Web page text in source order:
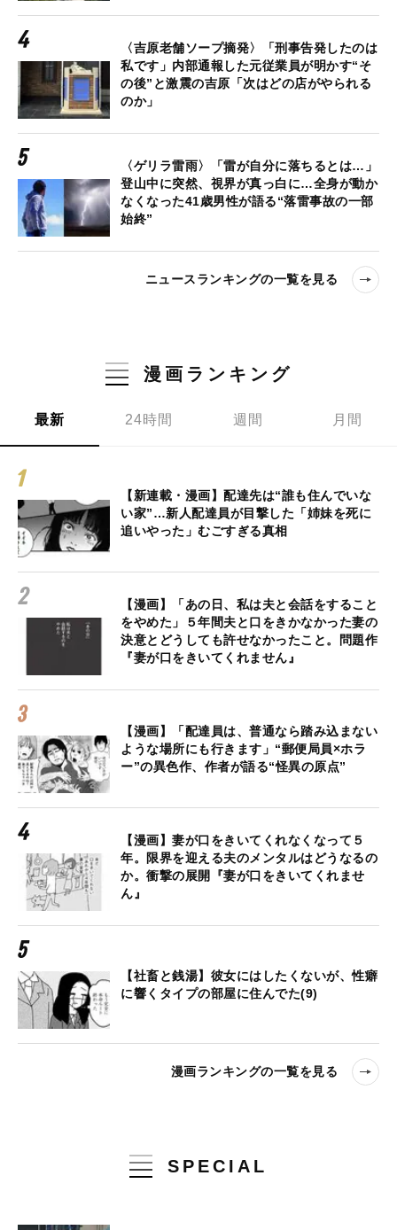
〈吉原老舗ソープ摘発〉「刑事告発したのは
私です」内部通報した元従業員が明かす“そ
の後”と激震の吉原「次はどの店がやられる
のか」
〈ゲリラ雷雨〉「雷が自分に落ちるとは…」
登山中に突然、視界が真っ白に…全身が動か
なくなった41歳男性が語る“落雷事故の一部
始終”
ニュースランキングの一覧を見る
漫画ランキング
最新 24時間 週間 月間
【新連載・漫画】配達先は“誰も住んでいな
い家”…新人配達員が目撃した「姉妹を死に
追いやった」むごすぎる真相
【漫画】「あの日、私は夫と会話をすること
をやめた」５年間夫と口をきかなかった妻の
決意とどうしても許せなかったこと。問題作
『妻が口をきいてくれません』
【漫画】「配達員は、普通なら踏み込まない
ような場所にも行きます」“郵便局員×ホラ
ー”の異色作、作者が語る“怪異の原点”
【漫画】妻が口をきいてくれなくなって５
年。限界を迎える夫のメンタルはどうなるの
か。衝撃の展開『妻が口をきいてくれませ
ん』
【社畜と銭湯】彼女にはしたくないが、性癖
に響くタイプの部屋に住んでた(9)
漫画ランキングの一覧を見る
SPECIAL